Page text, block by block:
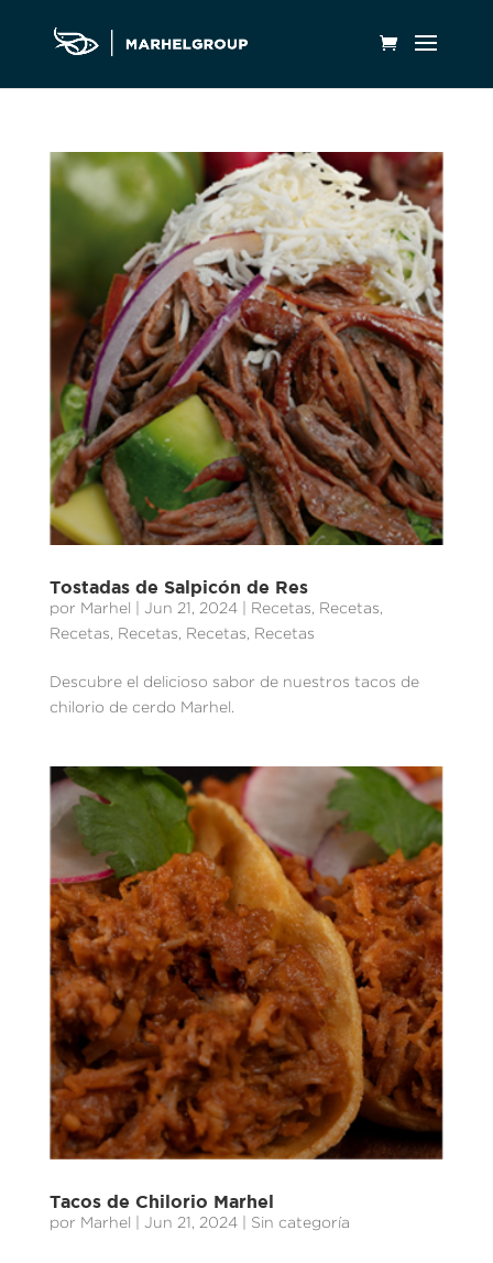
Tostadas de Salpicón de Res
por Marhel Jun 21, 2024| Recetas, Recetas,
Recetas, Recetas, Recetas, Recetas
Descubre el delicioso sabor de nuestros tacos de
chilorio de cerdo Marhel.
Tacos de Chilorio Marhel
por Marhel Jun 21, 2024| Sin categoría